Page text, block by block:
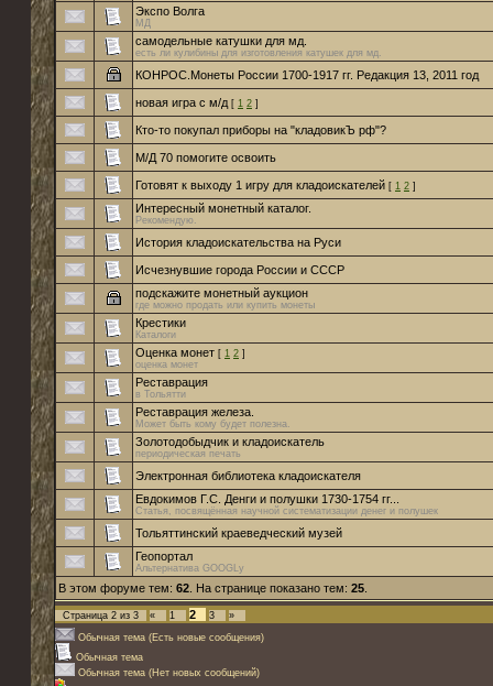
Экспо Волга
МД
самодельные катушки для мд.
есть ли кулибины для изготовления катушек для мд.
КОНРОС.Монеты России 1700-1917 гг. Редакция 13, 2011 год
новая игра с м/д [ 1 2 ]
Кто-то покупал приборы на "кладовикЪ рф"?
М/Д 70 помогите освоить
Готовят к выходу 1 игру для кладоискателей [ 1 2 ]
Интересный монетный каталог.
Рекомендую.
История кладоискательства на Руси
Исчезнувшие города России и СССP
подскажите монетный аукцион
где можно продать или купить монеты
Крестики
Каталоги
Оценка монет [ 1 2 ]
оценка монет
Реставрация
в Тольятти
Реставрация железа.
Может быть кому будет полезна.
Золотодобыдчик и кладоискатель
периодическая печать
Электронная библиотека кладоискателя
Евдокимов Г.С. Денги и полушки 1730-1754 гг...
Статья, посвящённая научной систематизации денег и полушек
Тольяттинский краеведческий музей
Геопортал
Альтернатива GOOGLу
В этом форуме тем: 62 . На странице показано тем: 25
Страница 2 из 3 « 1 2 3
»
Обычная тема (Есть новые сообщения)
Обычная тема
Обычная тема (Нет новых сообщений)